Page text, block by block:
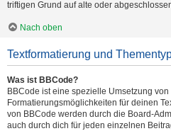
triftigen Grund auf alte oder
Nach oben
Textformatierung und
Was ist BBCode?
BBCode ist eine spezielle Umsetzung
Formatierungsmöglichkeiten für deinen
von BBCode werden durch die Board-
auch durch dich für jeden einzelnen